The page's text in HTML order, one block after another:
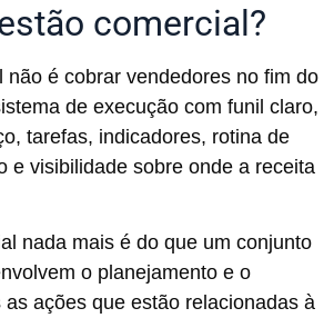
comercial?
não é cobrar vendedores no fim do
de execução com funil claro,
tarefas, indicadores, rotina de
e visibilidade sobre onde a receita
nada mais é do que um conjunto
o planejamento e o
ações que estão relacionadas à